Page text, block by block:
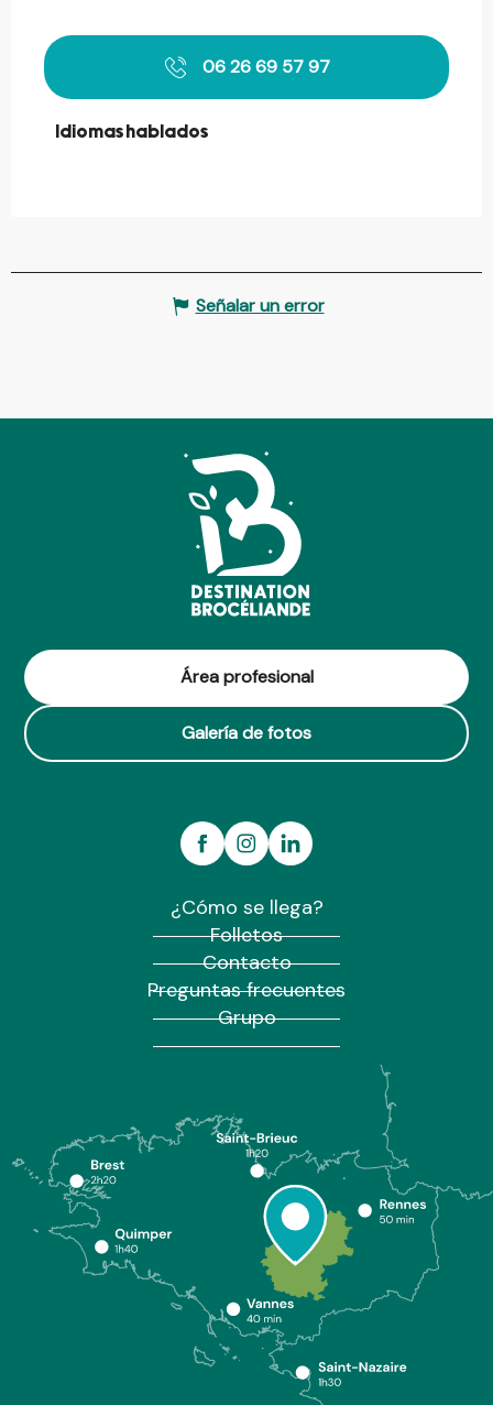
06 26 69 57 97
Idiomas hablados
Idiomas hablados
Señalar un error
Área profesional
Galería de fotos
¿Cómo se llega?
Folletos
Contacto
Preguntas frecuentes
Grupo